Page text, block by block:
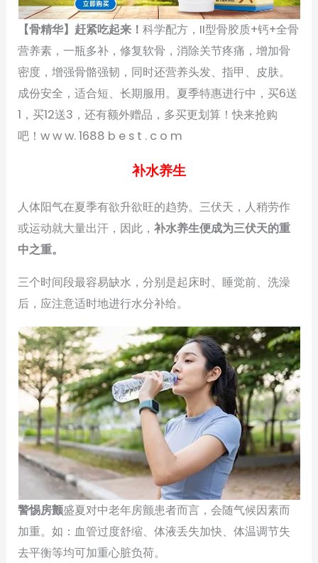
【骨精华】赶紧吃起来！科学配方，II型骨胶质+钙+全骨
营养素，一瓶多补，修复软骨，消除关节疼痛，增加骨
密度，增强骨骼强韧，同时还营养头发、指甲、皮肤。
成份安全，适合短、长期服用。夏季特惠进行中，买6送
1，买12送3，还有额外赠品，多买更划算！快来抢购
吧！w w w. 1688 b e s t . c o m
补水养生
人体阳气在夏季有欲升欲旺的趋势。三伏天，人稍劳作
或运动就大量出汗，因此，补水养生便成为三伏天的重
中之重。
三个时间段最容易缺水，分别是起床时、睡觉前、洗澡
后，应注意适时地进行水分补给。
警惕房颤盛夏对中老年房颤患者而言，会随气候因素而
加重。如：血管过度舒缩、体液丢失加快、体温调节失
去平衡等均可加重心脏负荷。